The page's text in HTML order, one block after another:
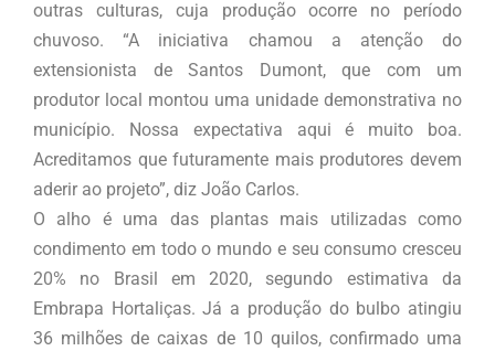
outras culturas, cuja produção ocorre no período
chuvoso. “A iniciativa chamou a atenção do
extensionista de Santos Dumont, que com um
produtor local montou uma unidade demonstrativa no
município. Nossa expectativa aqui é muito boa.
Acreditamos que futuramente mais produtores devem
aderir ao projeto”, diz João Carlos.
O alho é uma das plantas mais utilizadas como
condimento em todo o mundo e seu consumo cresceu
20% no Brasil em 2020, segundo estimativa da
Embrapa Hortaliças. Já a produção do bulbo atingiu
36 milhões de caixas de 10 quilos, confirmado uma